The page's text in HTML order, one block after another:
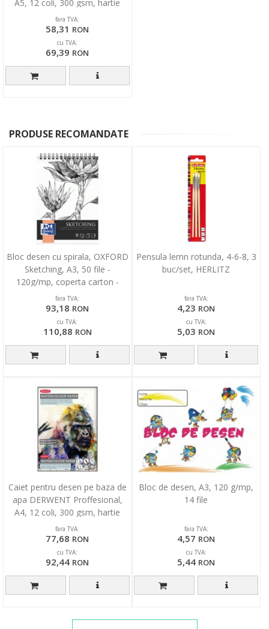
A5, 12 coli, 300 gsm, hartie
alba
fara TVA:
58,31 RON
cu TVA:
69,39 RON
PRODUSE RECOMANDATE
Bloc desen cu spirala, OXFORD
Sketching, A3, 50 file -
120g/mp, coperta carton -
design flori
fara TVA:
93,18 RON
cu TVA:
110,88 RON
Pensula lemn rotunda, 4-6-8, 3
buc/set, HERLITZ
fara TVA:
4,23 RON
cu TVA:
5,03 RON
Caiet pentru desen pe baza de
apa DERWENT Proffesional,
A4, 12 coli, 300 gsm, hartie
alba
fara TVA:
77,68 RON
cu TVA:
92,44 RON
Bloc de desen, A3, 120 g/mp,
14 file
fara TVA:
4,57 RON
cu TVA:
5,44 RON